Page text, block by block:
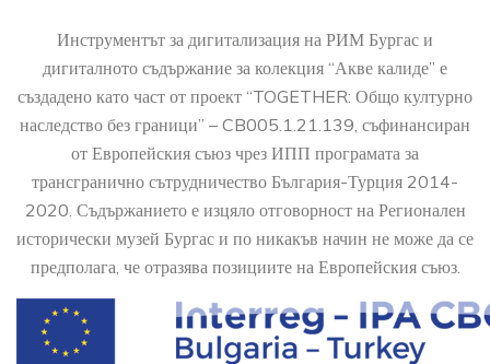
Инструментът за дигитализация на РИМ Бургас и
дигиталното съдържание за колекция “Акве калиде” е
създадено като част от проект “TOGETHER: Общо културно
наследство без граници” – CB005.1.21.139, съфинансиран
от Европейския съюз чрез ИПП програмата за
трансгранично сътрудничество България-Турция 2014-
2020. Съдържанието е изцяло отговорност на Регионален
исторически музей Бургас и по никакъв начин не може да се
предполага, че отразява позициите на Европейския съюз.